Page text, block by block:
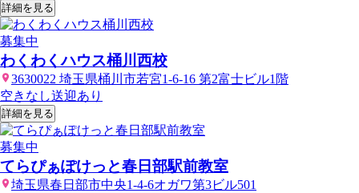
詳細を見る
募集中
わくわくハウス桶川西校
3630022 埼玉県桶川市若宮1-6-16 第2富士ビル1階
空きなし送迎あり
詳細を見る
募集中
てらぴぁぽけっと春日部駅前教室
埼玉県春日部市中央1-4-6オガワ第3ビル501